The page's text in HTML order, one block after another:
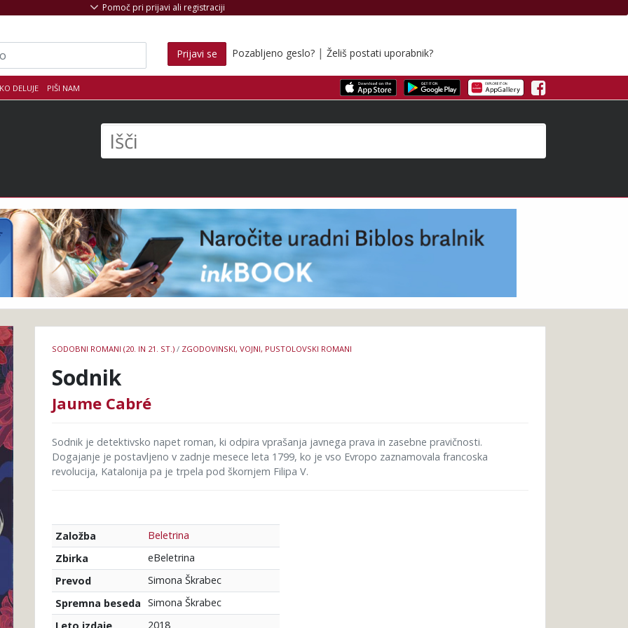
DELUJE PIŠI NAM Facebook
Pomoč pri prijavi ali registraciji
Prijavi se Pozabljeno geslo? | Želiš postati uporabnik?
knjige
SODOBNI ROMANI (20. IN 21. ST.) / ZGODOVINSKI, VOJNI, PUSTOLOVSKI ROMANI
Sodnik
Jaume Cabré
Sodnik je detektivsko napet roman, ki odpira vprašanja javnega prava in zasebne pravičnosti.
Dogajanje je postavljeno v zadnje mesece leta 1799, ko je vso Evropo zaznamovala francoska
revolucija, Katalonija pa je trpela pod škornjem Filipa V.
Založba
Beletrina
Zbirka
eBeletrina
Prevod
Simona Škrabec
Spremna beseda Simona Škrabec
Leto izdaje
2018